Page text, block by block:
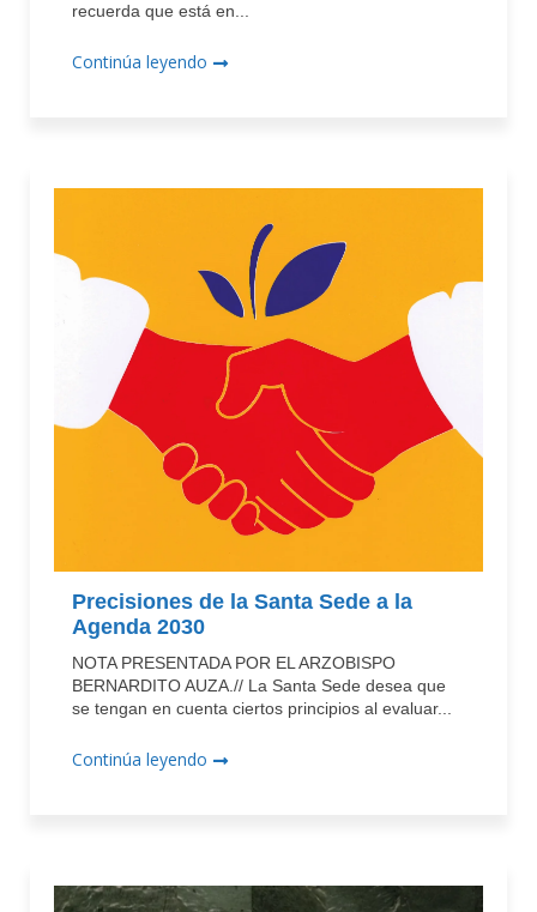
recuerda que está en...
Continúa leyendo
Precisiones de la Santa Sede a la
Agenda 2030
NOTA PRESENTADA POR EL ARZOBISPO
BERNARDITO AUZA.// La Santa Sede desea que
se tengan en cuenta ciertos principios al evaluar...
Continúa leyendo